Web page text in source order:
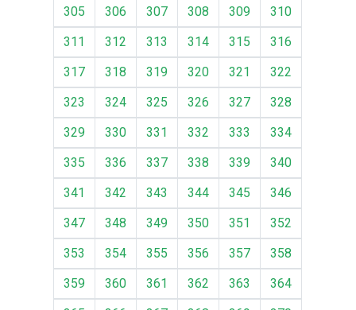
305
306 307 308 309
310
311
312 313 314 315
316
317
318 319 320 321
322
323
324 325 326 327
328
329
330 331 332 333
334
335
336 337 338 339
340
341
342 343 344 345
346
347
348 349 350 351
352
353
354 355 356 357
358
359
360 361 362 363
364